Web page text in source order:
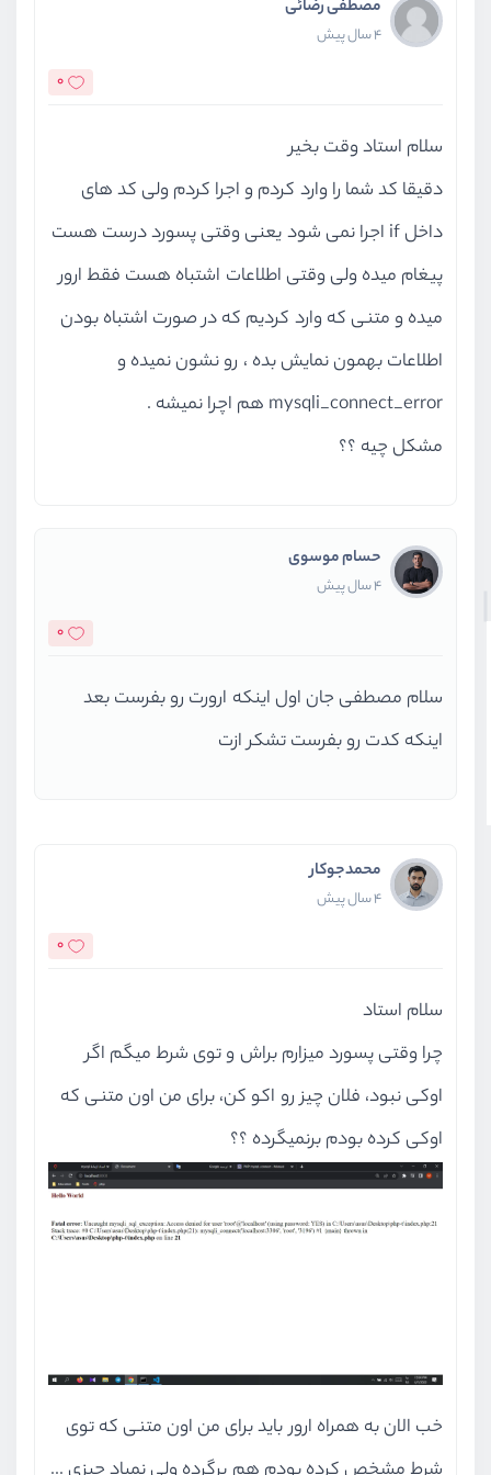
مصطفی رضائی
4 سال پیش
0
سلام استاد وقت بخیر
دقیقا کد شما را وارد کردم و اجرا کردم ولی کد های
داخل if اجرا نمی شود یعنی وقتی پسورد درست هست
پیغام میده ولی وقتی اطلاعات اشتباه هست فقط ارور
میده و متنی که وارد کردیم که در صورت اشتباه بودن
اطلاعات بهمون نمایش بده ، رو نشون نمیده و
mysqli_connect_error هم اچرا نمیشه .
مشکل چیه ؟؟
حسام موسوی
4 سال پیش
0
سلام مصطفی جان اول اینکه ارورت رو بفرست بعد
اینکه کدت رو بفرست تشکر ازت
محمدجوکار
4 سال پیش
0
سلام استاد
چرا وقتی پسورد میزارم براش و توی شرط میگم اگر
اوکی نبود، فلان چیز رو اکو کن، برای من اون متنی که
اوکی کرده بودم برنمیگرده ؟؟
خب الان به همراه ارور باید برای من اون متنی که توی